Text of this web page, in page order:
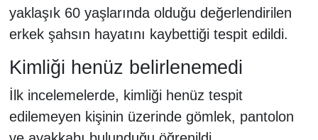
yaklaşık 60 yaşlarında olduğu değerlendirilen
erkek şahsın hayatını kaybettiği tespit edildi.
Kimliği henüz belirlenemedi
İlk incelemelerde, kimliği henüz tespit
edilemeyen kişinin üzerinde gömlek, pantolon